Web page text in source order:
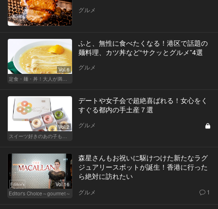
グルメ
Vol.6
定食・麺・丼！大人が満足できるサクッとグルメ
ふと、無性に食べたくなる！港区で話題の
麺料理、カツ丼など“サクッとグルメ”4選
グルメ
Vol.2
スイーツ好きのあの子も納得！都内で買える女子に喜ばれる手土産
デートや女子会で超絶喜ばれる！女心をく
すぐる都内の手土産７選
グルメ
Vol.16
Editor's Choice～gourmet～
森星さんもお祝いに駆けつけた新たなラグ
ジュアリースポットが誕生！香港に行った
ら絶対に訪れたい
グルメ 1